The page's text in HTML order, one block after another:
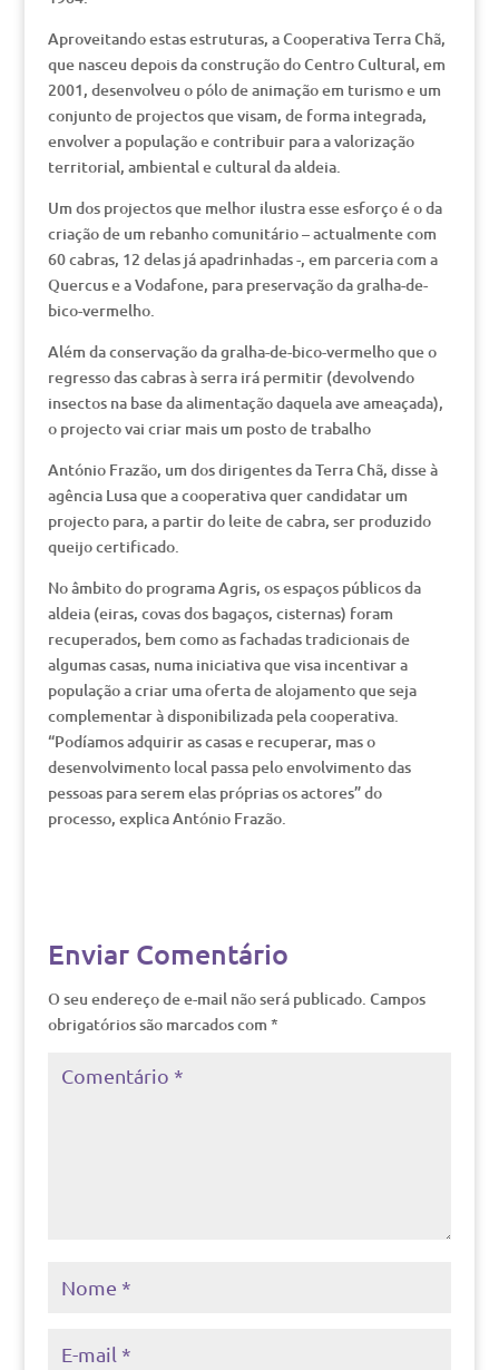
Aproveitando estas estruturas, a Cooperativa Terra Chã,
que nasceu depois da construção do Centro Cultural, em
2001, desenvolveu o pólo de animação em turismo e um
conjunto de projectos que visam, de forma integrada,
envolver a população e contribuir para a valorização
territorial, ambiental e cultural da aldeia.
Um dos projectos que melhor ilustra esse esforço é o da
criação de um rebanho comunitário – actualmente com
60 cabras, 12 delas já apadrinhadas -, em parceria com a
Quercus e a Vodafone, para preservação da gralha-de-
bico-vermelho.
Além da conservação da gralha-de-bico-vermelho que o
regresso das cabras à serra irá permitir (devolvendo
insectos na base da alimentação daquela ave ameaçada),
o projecto vai criar mais um posto de trabalho
António Frazão, um dos dirigentes da Terra Chã, disse à
agência Lusa que a cooperativa quer candidatar um
projecto para, a partir do leite de cabra, ser produzido
queijo certificado.
No âmbito do programa Agris, os espaços públicos da
aldeia (eiras, covas dos bagaços, cisternas) foram
recuperados, bem como as fachadas tradicionais de
algumas casas, numa iniciativa que visa incentivar a
população a criar uma oferta de alojamento que seja
complementar à disponibilizada pela cooperativa.
“Podíamos adquirir as casas e recuperar, mas o
desenvolvimento local passa pelo envolvimento das
pessoas para serem elas próprias os actores” do
processo, explica António Frazão.
Enviar Comentário
O seu endereço de e-mail não será publicado. Campos
obrigatórios são marcados com *